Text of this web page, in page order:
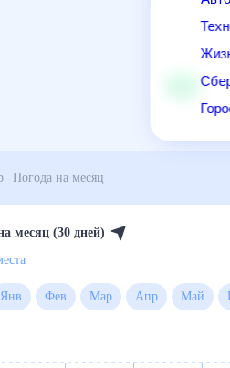
Погода на месяц
на месяц (30 дней)
места
Янв Фев Мар Апр